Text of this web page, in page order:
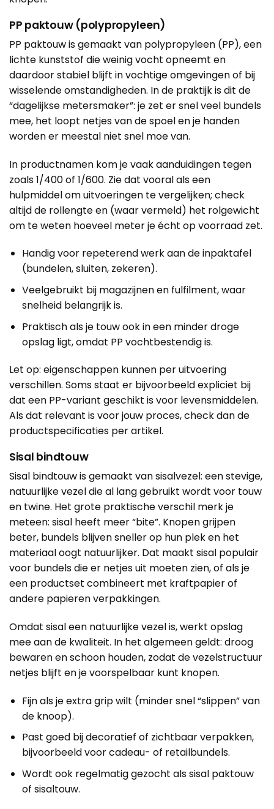
PP paktouw (polypropyleen)
PP paktouw is gemaakt van polypropyleen (PP), een
lichte kunststof die weinig vocht opneemt en
daardoor stabiel blijft in vochtige omgevingen of bij
wisselende omstandigheden. In de praktijk is dit de
“dagelijkse metersmaker”: je zet er snel veel bundels
mee, het loopt netjes van de spoel en je handen
worden er meestal niet snel moe van.
In productnamen kom je vaak aanduidingen tegen
zoals 1/400 of 1/600. Zie dat vooral als een
hulpmiddel om uitvoeringen te vergelijken; check
altijd de rollengte en (waar vermeld) het rolgewicht
om te weten hoeveel meter je écht op voorraad zet.
Handig voor repeterend werk aan de inpaktafel
(bundelen, sluiten, zekeren).
Veelgebruikt bij magazijnen en fulfilment, waar
snelheid belangrijk is.
Praktisch als je touw ook in een minder droge
opslag ligt, omdat PP vochtbestendig is.
Let op: eigenschappen kunnen per uitvoering
verschillen. Soms staat er bijvoorbeeld expliciet bij
dat een PP-variant geschikt is voor levensmiddelen.
Als dat relevant is voor jouw proces, check dan de
productspecificaties per artikel.
Sisal bindtouw
Sisal bindtouw is gemaakt van sisalvezel: een stevige,
natuurlijke vezel die al lang gebruikt wordt voor touw
en twine. Het grote praktische verschil merk je
meteen: sisal heeft meer “bite”. Knopen grijpen
beter, bundels blijven sneller op hun plek en het
materiaal oogt natuurlijker. Dat maakt sisal populair
voor bundels die er netjes uit moeten zien, of als je
een productset combineert met kraftpapier of
andere papieren verpakkingen.
Omdat sisal een natuurlijke vezel is, werkt opslag
mee aan de kwaliteit. In het algemeen geldt: droog
bewaren en schoon houden, zodat de vezelstructuur
netjes blijft en je voorspelbaar kunt knopen.
Fijn als je extra grip wilt (minder snel “slippen” van
de knoop).
Past goed bij decoratief of zichtbaar verpakken,
bijvoorbeeld voor cadeau- of retailbundels.
Wordt ook regelmatig gezocht als sisal paktouw
of sisaltouw.